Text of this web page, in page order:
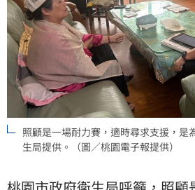
照顧是一場耐力賽，適時尋求支援，是
生局提供。（圖／桃園電子報提供）